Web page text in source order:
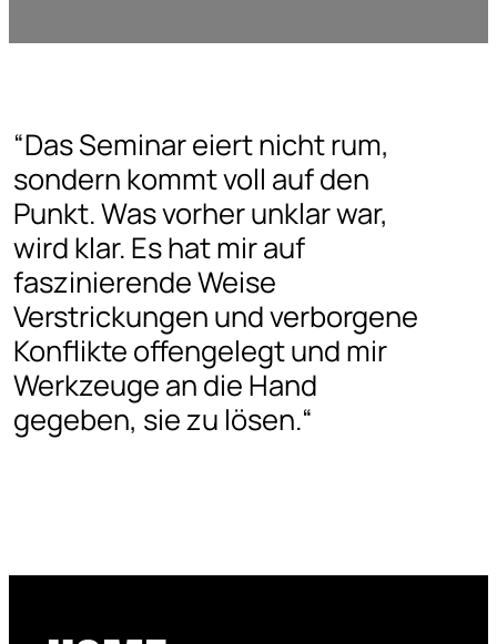
“Das Seminar eiert nicht rum,
sondern kommt voll auf den
Punkt. Was vorher unklar war,
wird klar. Es hat mir auf
faszinierende Weise
Verstrickungen und verborgene
Konflikte offengelegt und mir
Werkzeuge an die Hand
gegeben, sie zu lösen.“